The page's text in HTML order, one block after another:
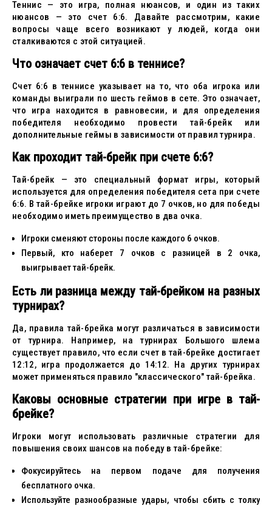
Теннис — это игра, полная нюансов, и один из таких
нюансов — это счет 6:6. Давайте рассмотрим, какие
вопросы чаще всего возникают у людей, когда они
сталкиваются с этой ситуацией.
Что означает счет 6:6 в теннисе?
Счет 6:6 в теннисе указывает на то, что оба игрока или
команды выиграли по шесть геймов в сете. Это означает,
что игра находится в равновесии, и для определения
победителя необходимо провести тай-брейк или
дополнительные геймы в зависимости от правил турнира.
Как проходит тай-брейк при счете 6:6?
Тай-брейк — это специальный формат игры, который
используется для определения победителя сета при счете
6:6. В тай-брейке игроки играют до 7 очков, но для победы
необходимо иметь преимущество в два очка.
Игроки сменяют стороны после каждого 6 очков.
Первый, кто наберет 7 очков с разницей в 2 очка,
выигрывает тай-брейк.
Есть ли разница между тай-брейком на разных
турнирах?
Да, правила тай-брейка могут различаться в зависимости
от турнира. Например, на турнирах Большого шлема
существует правило, что если счет в тай-брейке достигает
12:12, игра продолжается до 14:12. На других турнирах
может применяться правило "классического" тай-брейка.
Каковы основные стратегии при игре в тай-
брейке?
Игроки могут использовать различные стратегии для
повышения своих шансов на победу в тай-брейке:
Фокусируйтесь на первом подаче для получения
бесплатного очка.
Используйте разнообразные удары, чтобы сбить с толку